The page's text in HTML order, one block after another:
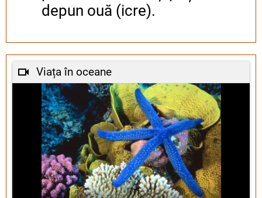
depun ouă (icre).
Viața în oceane